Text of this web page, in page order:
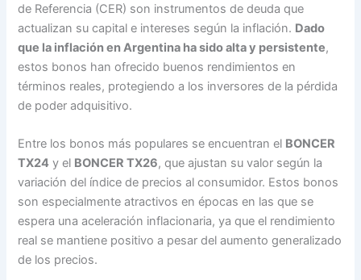
de Referencia (CER) son instrumentos de deuda que
actualizan su capital e intereses según la inflación. Dado
que la inflación en Argentina ha sido alta y persistente,
estos bonos han ofrecido buenos rendimientos en
términos reales, protegiendo a los inversores de la pérdida
de poder adquisitivo.
Entre los bonos más populares se encuentran el BONCER
TX24 y el BONCER TX26, que ajustan su valor según la
variación del índice de precios al consumidor. Estos bonos
son especialmente atractivos en épocas en las que se
espera una aceleración inflacionaria, ya que el rendimiento
real se mantiene positivo a pesar del aumento generalizado
de los precios.